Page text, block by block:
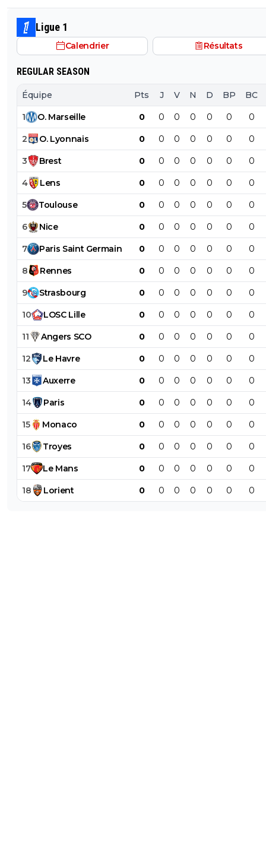
dans la merde.
Ligue 1
Calendrier Résultats
REGULAR SEASON
Équipe Pts J V N D BP BC
1 O. Marseille 0 0 0 0 0 0 0
2 O. Lyonnais 0 0 0 0 0 0 0
3 Brest 0 0 0 0 0 0 0
4 Lens 0 0 0 0 0 0 0
5 Toulouse 0 0 0 0 0 0 0
6 Nice 0 0 0 0 0 0 0
7 Paris Saint Germain 0 0 0 0 0 0 0
8 Rennes 0 0 0 0 0 0 0
9 Strasbourg 0 0 0 0 0 0 0
10 LOSC Lille 0 0 0 0 0 0 0
11 Angers SCO 0 0 0 0 0 0 0
12 Le Havre 0 0 0 0 0 0 0
13 Auxerre 0 0 0 0 0 0 0
14 Paris 0 0 0 0 0 0 0
15 Monaco 0 0 0 0 0 0 0
16 Troyes 0 0 0 0 0 0 0
17 Le Mans 0 0 0 0 0 0 0
18 Lorient 0 0 0 0 0 0 0